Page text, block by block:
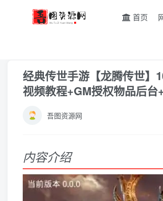
首页
经典传世手游【龙腾传世】
视频教程+GM授权物品后台
吾图资源网
内容介绍